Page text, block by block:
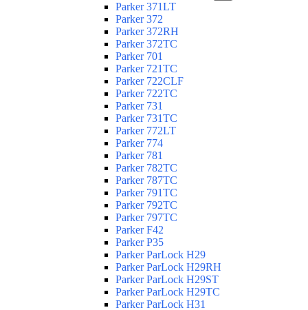
Parker 371LT
Parker 372
Parker 372RH
Parker 372TC
Parker 701
Parker 721TC
Parker 722CLF
Parker 722TC
Parker 731
Parker 731TC
Parker 772LT
Parker 774
Parker 781
Parker 782TC
Parker 787TC
Parker 791TC
Parker 792TC
Parker 797TC
Parker F42
Parker P35
Parker ParLock H29
Parker ParLock H29RH
Parker ParLock H29ST
Parker ParLock H29TC
Parker ParLock H31